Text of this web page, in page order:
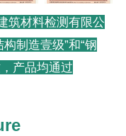
筑材料检测有限公
制造壹级”和“钢
产品均通过